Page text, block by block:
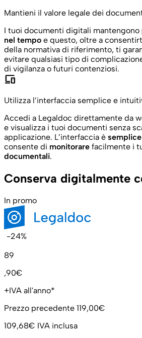
Mantieni il valore legale dei
I tuoi documenti digitali mantengono
nel tempo e questo, oltre a
della normativa di riferimento, ti
evitare qualsiasi tipo di
di vigilanza o futuri contenziosi.
devices
Utilizza l’interfaccia semplice e
Accedi a Legaldoc direttamente da
e visualizza i tuoi documenti senza
applicazione. L’interfaccia è semplice
consente di monitorare facilmente i
documentali.
Conserva digitalmente
In promo
-24%
89
,90€
+IVA all'anno*
Prezzo precedente 119,00€
109,68€ IVA inclusa